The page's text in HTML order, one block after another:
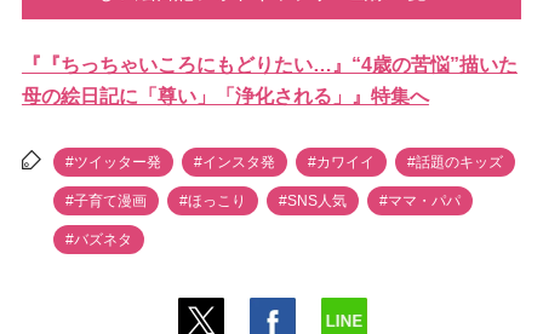
『『ちっちゃいころにもどりたい…』“4歳の苦悩”描いた
母の絵日記に「尊い」「浄化される」』特集へ
#ツイッター発 #インスタ発 #カワイイ #話題のキッズ
#子育て漫画 #ほっこり #SNS人気 #ママ・パパ
#バズネタ